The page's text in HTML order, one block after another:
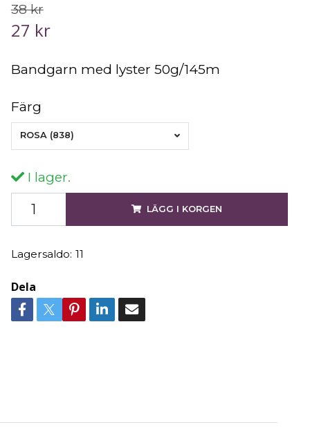
38 kr
27 kr
Bandgarn med lyster 50g/145m
Färg
ROSA (838)
I lager.
LÄGG I KORGEN
Lagersaldo: 11
Dela